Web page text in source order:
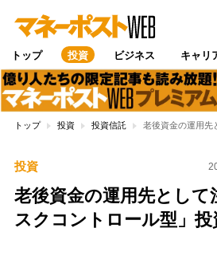
トップ 投資 ビジネス キャリ
トップ 投資 投資信託 老後資金の運用先
投資
老後資金の運用先として
スクコントロール型」投